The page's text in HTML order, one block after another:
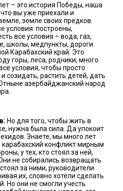
– это история Победы, наша
вы уже приехали и
земле своих предков.
условия: построены,
все условия – вода, газ,
школы, медпункты, дороги.
Карабахский край. Это
горы, леса, родники, много
условия, чтобы просто
созидать, растить детей, дать
азербайджанский народ
Но для того, чтобы жить в
нужна была сила. Да упокоит
Знаете, мы много лет
карабахский конфликт мирным
у тех, кто стоял за ней,
не собирались возвращать
за ними, руководители
их, словно хотели сделать
Но они не смогли учесть